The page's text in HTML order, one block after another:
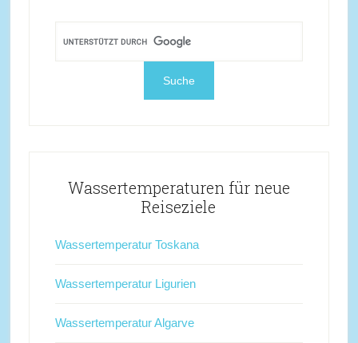
Wassertemperaturen für neue
Reiseziele
Wassertemperatur Toskana
Wassertemperatur Ligurien
Wassertemperatur Algarve